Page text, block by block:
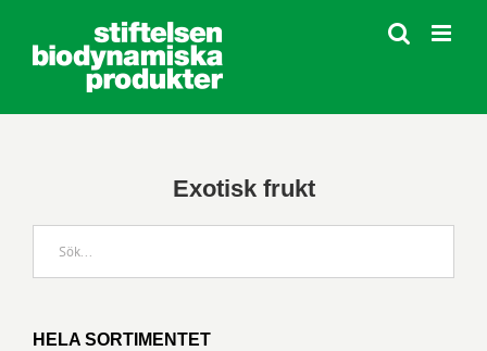
innehållet
Exotisk frukt
HELA SORTIMENTET